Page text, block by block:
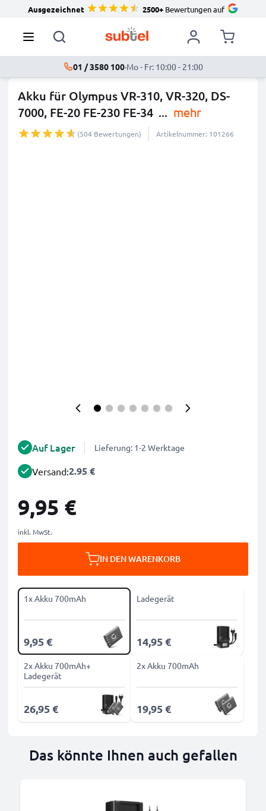
Ausgezeichnet 2500+Bewertungen auf
01 / 3580 100·Mo - Fr: 10:00 - 21:00
Akku für Olympus VR-310, VR-320, DS-
7000, FE-20 FE-230 FE-34 ... mehr
(504 Bewertungen) Artikelnummer: 101266
Auf Lager Lieferung: 1-2 Werktage
Versand:2.95 €
9,95 €
inkl. MwSt.
IN DEN WARENKORB
1x Akku 700mAh
9,95 €
Ladegerät
14,95 €
2x Akku 700mAh+
Ladegerät
26,95 €
2x Akku 700mAh
19,95 €
Das könnte Ihnen auch gefallen